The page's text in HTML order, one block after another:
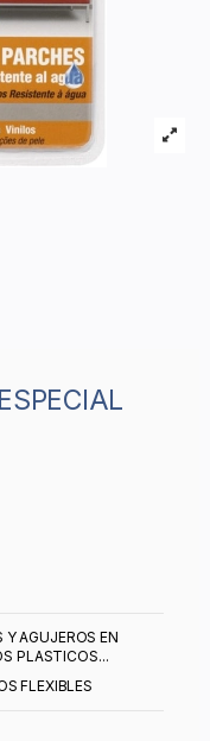
Y AGUJEROS EN
PLASTICOS...
FLEXIBLES